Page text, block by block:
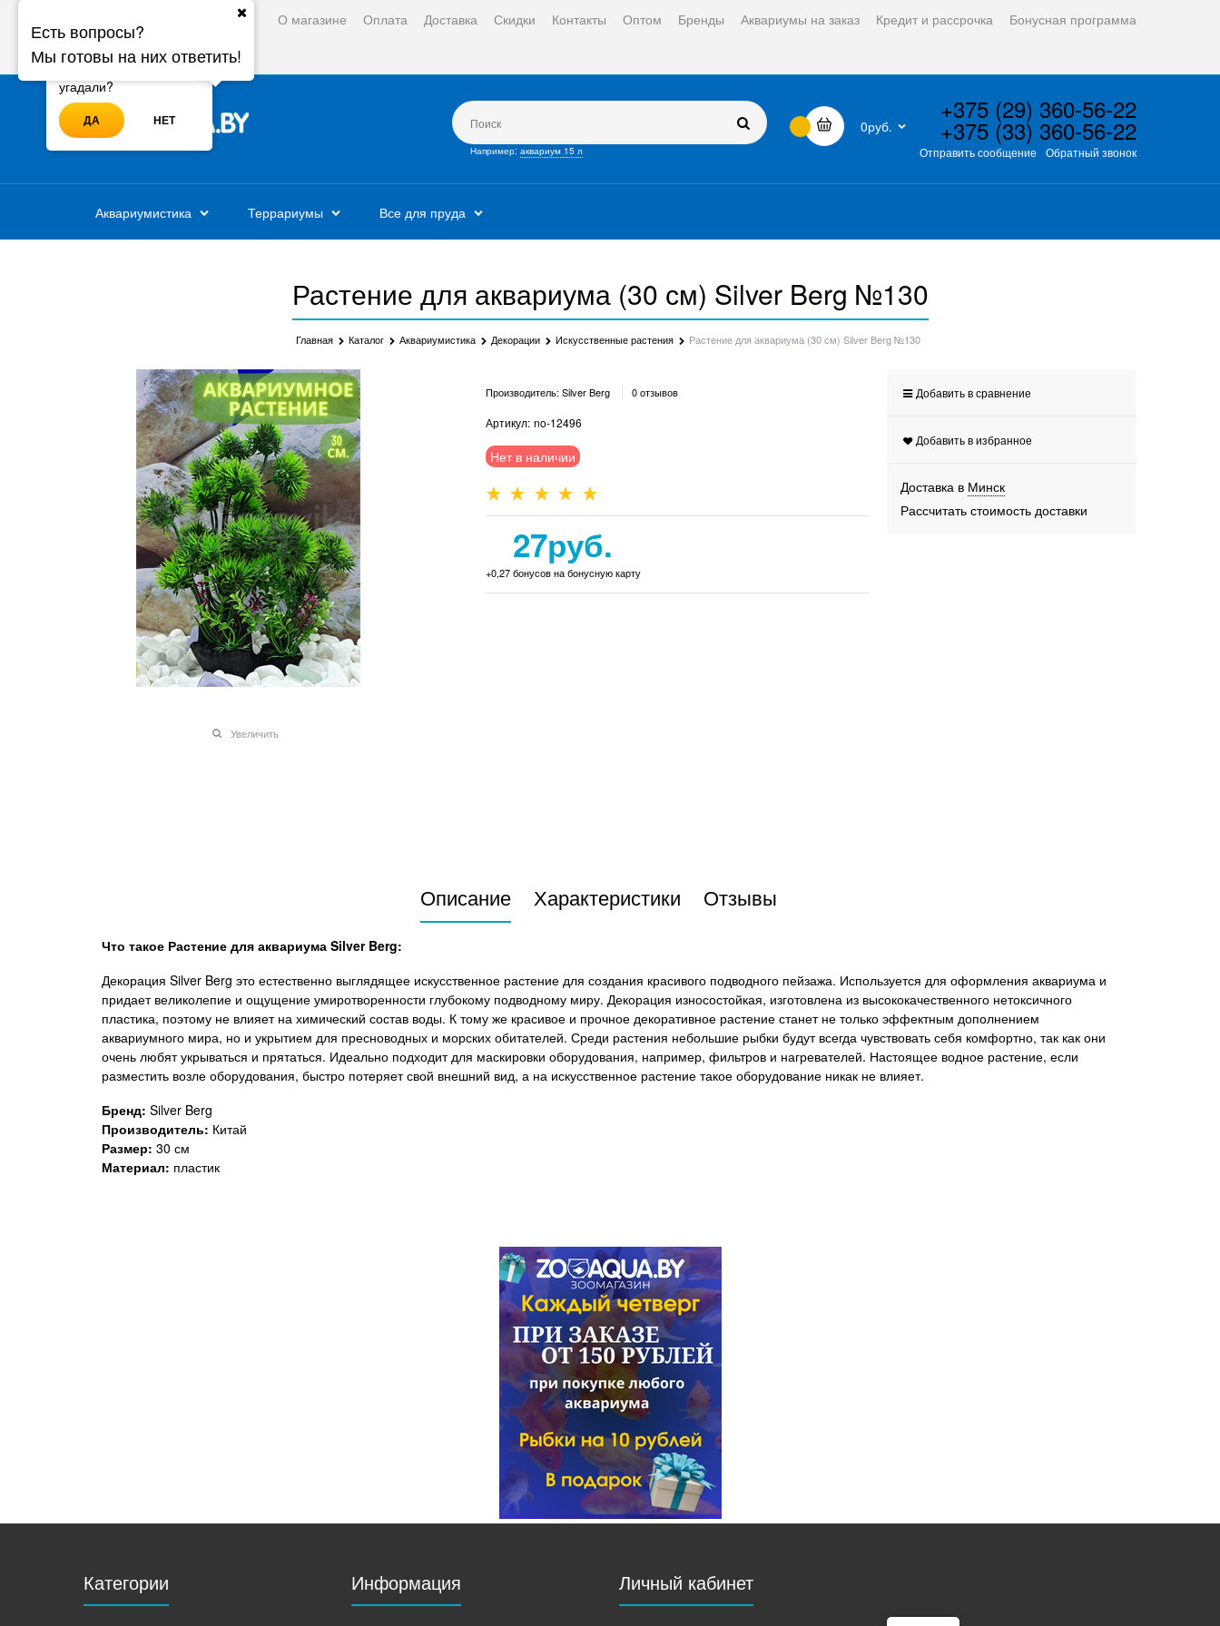
О магазине Оплата Доставка Скидки Контакты Оптом Бренды Аквариумы на заказ Кредит и рассрочка Бонусная программа
Войти Регистрация
Например: аквариум 15 л
0руб.
+375 (29) 360-56-22
+375 (33) 360-56-22
Отправить сообщение Обратный звонок
Аквариумистика Террариумы Все для пруда
Растение для аквариума (30 см) Silver Berg №130
Главная Каталог Аквариумистика Декорации Искусственные растения Растение для аквариума (30 см) Silver Berg №130
Увеличить
Производитель: Silver Berg 0 отзывов
Артикул: no-12496
Нет в наличии
27руб.
+0,27 бонусов на бонусную карту
Добавить в сравнение
Добавить в избранное
Доставка в Минск
Рассчитать стоимость доставки
Описание Характеристики Отзывы
Что такое Растение для аквариума Silver Berg:
Декорация Silver Berg это естественно выглядящее искусственное растение для создания красивого подводного пейзажа. Используется для оформления аквариума и
придает великолепие и ощущение умиротворенности глубокому подводному миру. Декорация износостойкая, изготовлена из высококачественного нетоксичного
пластика, поэтому не влияет на химический состав воды. К тому же красивое и прочное декоративное растение станет не только эффектным дополнением
аквариумного мира, но и укрытием для пресноводных и морских обитателей. Среди растения небольшие рыбки будут всегда чувствовать себя комфортно, так как они
очень любят укрываться и прятаться. Идеально подходит для маскировки оборудования, например, фильтров и нагревателей. Настоящее водное растение, если
разместить возле оборудования, быстро потеряет свой внешний вид, а на искусственное растение такое оборудование никак не влияет.
Бренд: Silver Berg
Производитель: Китай
Размер: 30 см
Материал: пластик
Категории Информация Личный кабинет
Ваш город - Минск,
угадали?
ДА НЕТ
Есть вопросы?
Мы готовы на них ответить!